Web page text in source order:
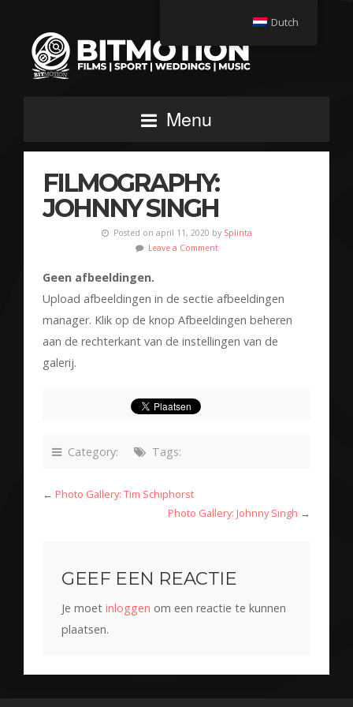
Menu
FILMOGRAPHY:
JOHNNY SINGH
Posted on april 11, 2020 by Splinta
Leave a Comment
Geen afbeeldingen.
Upload afbeeldingen in de sectie afbeeldingen
manager. Klik op de knop Afbeeldingen beheren
aan de rechterkant van de instellingen van de
galerij.
Category: Tags:
← Photo Gallery: Tim Schiphorst
Photo Gallery: Johnny Singh →
GEEF EEN REACTIE
Je moet inloggen om een reactie te kunnen
plaatsen.
Dutch